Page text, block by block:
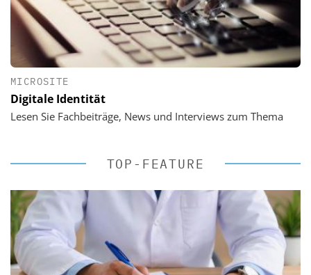
MICROSITE
Digitale Identität
Lesen Sie Fachbeiträge, News und Interviews zum Thema
TOP-FEATURE